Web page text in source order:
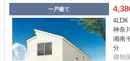
一戸建て
神奈
湘南
分
建物